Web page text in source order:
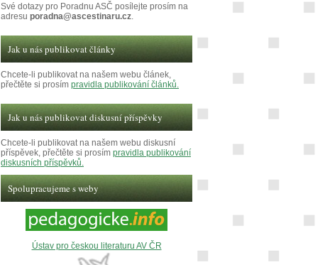
Své dotazy pro Poradnu ASČ posílejte prosím na
adresu poradna@ascestinaru.cz.
Jak u nás publikovat články
Chcete-li publikovat na našem webu článek,
přečtěte si prosím pravidla publikování článků.
Jak u nás publikovat diskusní příspěvky
Chcete-li publikovat na našem webu diskusní
příspěvek, přečtěte si prosím pravidla publikování
diskusních příspěvků.
Spolupracujeme s weby
Ústav pro českou literaturu AV ČR